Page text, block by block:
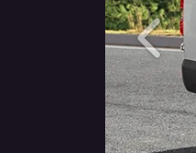
Anterior